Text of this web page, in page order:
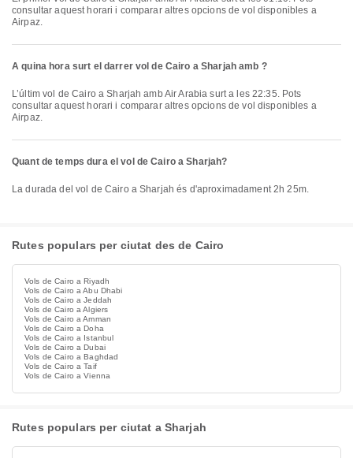
consultar aquest horari i comparar altres opcions de vol disponibles a
Airpaz.
A quina hora surt el darrer vol de Cairo a Sharjah amb ?
L’últim vol de Cairo a Sharjah amb Air Arabia surt a les 22:35. Pots
consultar aquest horari i comparar altres opcions de vol disponibles a
Airpaz.
Quant de temps dura el vol de Cairo a Sharjah?
La durada del vol de Cairo a Sharjah és d'aproximadament 2h 25m.
Rutes populars per ciutat des de Cairo
Vols de Cairo a Riyadh
Vols de Cairo a Abu Dhabi
Vols de Cairo a Jeddah
Vols de Cairo a Algiers
Vols de Cairo a Amman
Vols de Cairo a Doha
Vols de Cairo a Istanbul
Vols de Cairo a Dubai
Vols de Cairo a Baghdad
Vols de Cairo a Taif
Vols de Cairo a Vienna
Rutes populars per ciutat a Sharjah